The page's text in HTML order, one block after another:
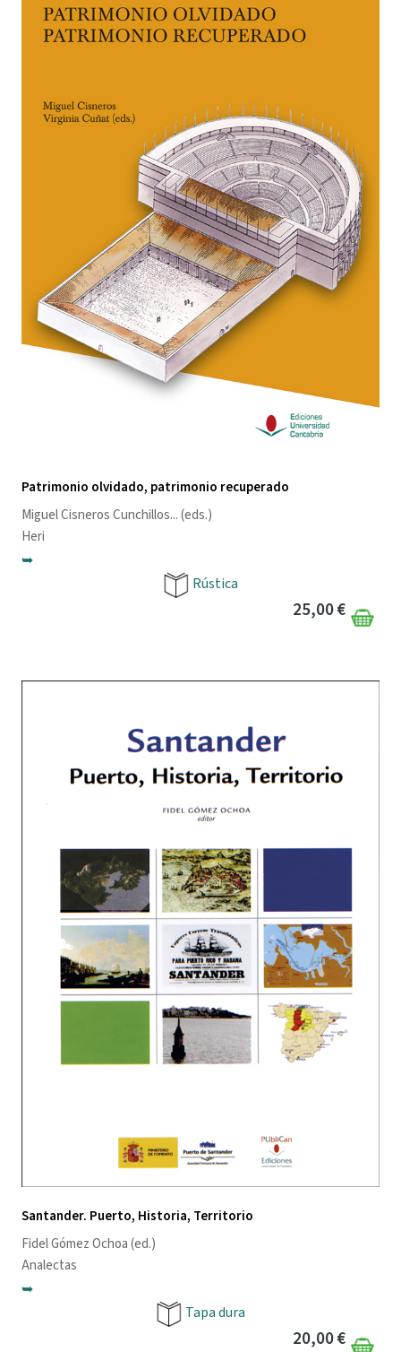
Patrimonio olvidado, patrimonio recuperado
Miguel Cisneros Cunchillos... (eds.)
Heri
➥
Rústica
25,00 €
Santander. Puerto, Historia, Territorio
Fidel Gómez Ochoa(ed.)
Analectas
➥
Tapa dura
20,00 €